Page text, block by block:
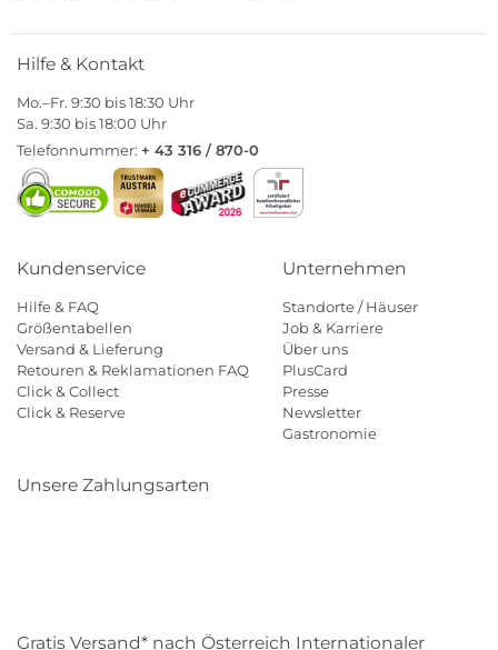
Hilfe & Kontakt
Mo.–Fr. 9:30 bis 18:30 Uhr
Sa. 9:30 bis 18:00 Uhr
Telefonnummer: + 43 316 / 870-0
Kundenservice
Hilfe & FAQ
Größentabellen
Versand & Lieferung
Retouren & Reklamationen FAQ
Click & Collect
Click & Reserve
Unternehmen
Standorte / Häuser
Job & Karriere
Über uns
PlusCard
Presse
Newsletter
Gastronomie
Unsere Zahlungsarten
Gratis Versand* nach Österreich Internationaler